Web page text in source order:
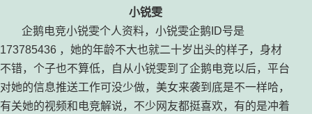
小锐雯
企鹅电竞小锐雯个人资料，小锐雯企鹅ID号是
173785436 ，她的年龄不大也就二十岁出头的样子，身材
不错，个子也不算低，自从小锐雯到了企鹅电竞以后，平台
对她的信息推送工作可没少做，美女来袭到底是不一样哈，
有关她的视频和电竞解说，不少网友都挺喜欢，有的是冲着